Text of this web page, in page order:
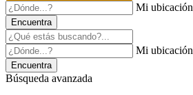
Mi ubicación
Encuentra
Mi ubicación
Encuentra
Búsqueda avanzada